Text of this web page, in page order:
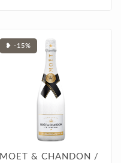
❥ -15%
MOET & CHANDON /